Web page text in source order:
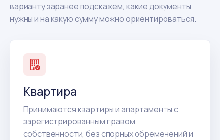
варианту заранее подскажем, какие документы
нужны и на какую сумму можно ориентироваться.
Квартира
Принимаются квартиры и апартаменты с
зарегистрированным правом
собственности, без спорных обременений и